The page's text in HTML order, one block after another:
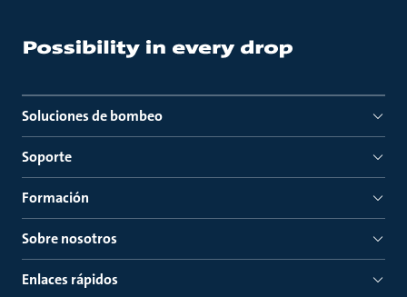
Soluciones de bombeo
Soporte
Formación
Sobre nosotros
Enlaces rápidos